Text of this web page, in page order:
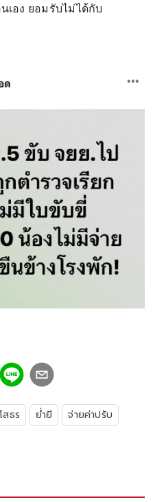
เอง ยอมรับไม่ได้กับ
สธร ย่ำยี
จ่ายค่าปรับ